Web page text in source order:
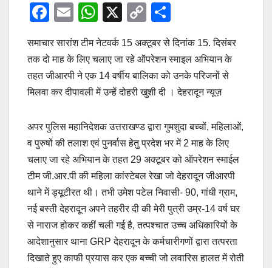
F
c
e
b
o
k
E
ail
W
h
at
s
A
p
X
C
p
y
Li
k
ar
e
समाचार सारांश टीम नेटवर्क 15 अक्टूबर से दिनांक 15. दिसंबर
तक दो माह के लिए चलाए जा रहे ऑपरेशन स्माइल अभियान के
तहत जीआरपी ने एक 14 वर्षीय बालिका को उनके परिजनों से
मिलवा कर दीपावली में उन्हें दोहरी खुशी दी । देहरादून न्यूज़
अपर पुलिस महानिदेशक उत्तराखण्ड द्वारा गुमशुदा बच्चों, महिलाओं,
व पुरुषों की तलाश एवं पुनर्वास हेतु प्रदेश भर में 2 माह के लिए
चलाए जा रहे अभियान के तहत 29 अक्टूबर को ऑपरेशन स्माईल
टीम जी.आर.पी की महिला कांस्टेबल रेखा जो देहरादून जीआरपी
थाने में ड्यूटीरत थी। तभी उमेश पटेल निवासी- 90, गांधी ग्राम,
नई बस्ती देहरादून अपने तहरीर दी की मेरी पुत्री उम्र-14 वर्ष घर
से नाराज होकर कहीं चली गई है, तत्पश्चात उच्च अधिकारियों के
आदेशानुसार थाना GRP देहरादून के कर्मचारीगणों द्वारा तत्परता
दिखाते हुए काफी प्रयास कर एक बच्ची जो लवारिस हालत में रोती